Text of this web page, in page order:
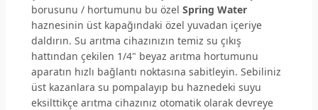
borusunu / hortumunu bu özel Spring Water
haznesinin üst kapağındaki özel yuvadan içeriye
daldırın. Su arıtma cihazınızın temiz su çıkış
hattından çekilen 1/4" beyaz arıtma hortumunu
aparatın hızlı bağlantı noktasına sabitleyin. Sebiliniz
üst kazanlara su pompalayıp bu haznedeki suyu
eksilttikçe arıtma cihazınız otomatik olarak devreye